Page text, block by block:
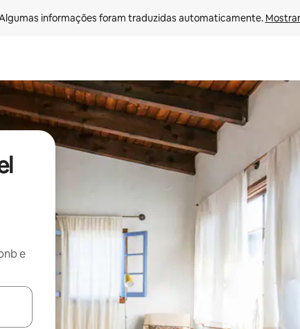
informações foram traduzidas automaticamente.
e
os usando as seta para cima e para baixo do teclado ou